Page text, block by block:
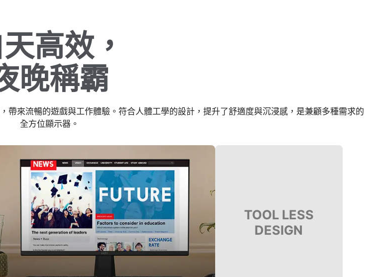
高效，
晚稱霸
來流暢的遊戲與工作體驗。符合人體工學的設計，提升了舒適度與沉浸感，是兼顧多種需求的
全方位顯示器。
TOOL LESS
DESIGN